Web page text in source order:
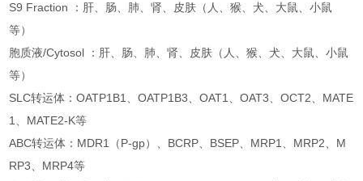
S9 Fraction ：肝、肠、肺、肾、皮肤（人、猴、犬、大鼠、小鼠
等）
胞质液/Cytosol ：肝、肠、肺、肾、皮肤（人、猴、犬、大鼠、小鼠
等）
SLC转运体：OATP1B1、OATP1B3、OAT1、OAT3、OCT2、MATE
1、MATE2-K等
ABC转运体：MDR1（P-gp）、BCRP、BSEP、MRP1、MRP2、M
RP3、MRP4等